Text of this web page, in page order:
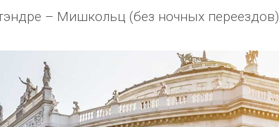
– Мишкольц (без ночных переездов)